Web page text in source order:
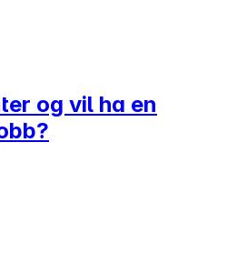
og vil ha en